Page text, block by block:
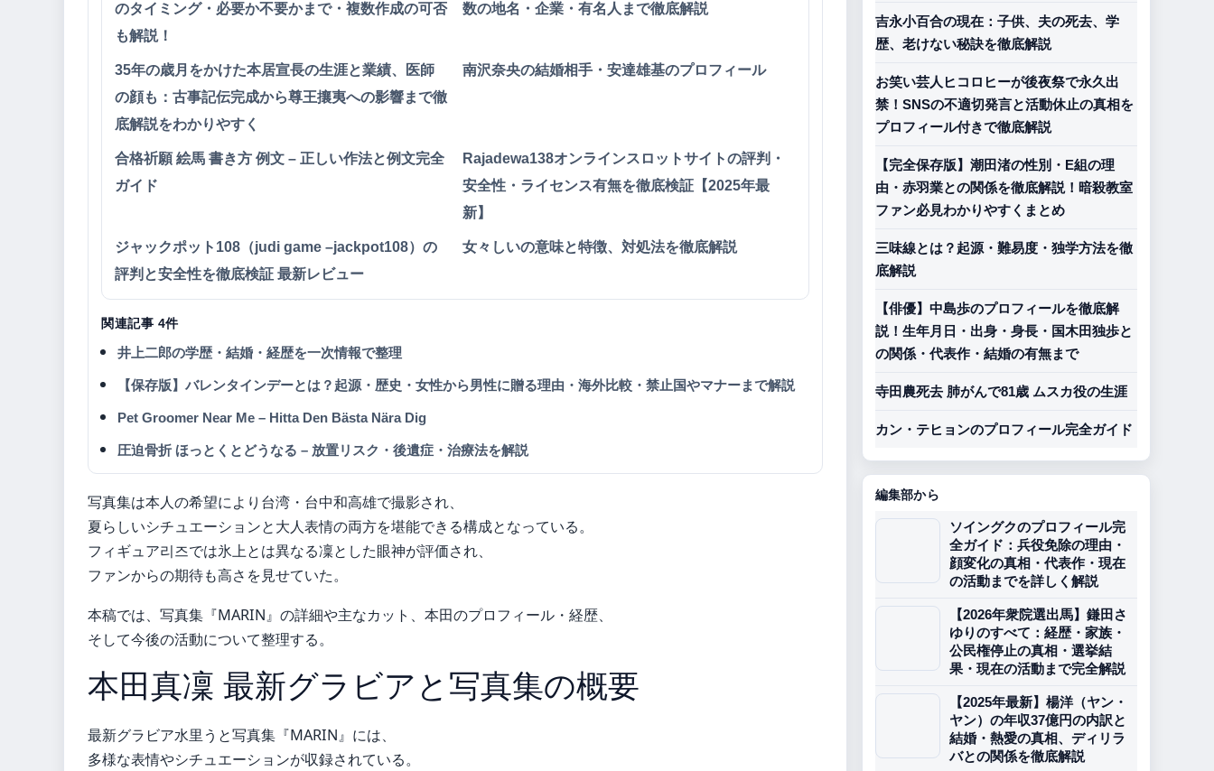
のタイミング・必要か不要かまで・複数作成の可否
も解説！
数の地名・企業・有名人まで徹底解説
35年の歳月をかけた本居宣長の生涯と業績、医師
の顔も：古事記伝完成から尊王攘夷への影響まで徹
底解説をわかりやすく
南沢奈央の結婚相手・安達雄基のプロフィール
合格祈願 絵馬 書き方 例文 – 正しい作法と例文完全
ガイド
Rajadewa138オンラインスロットサイトの評判・
安全性・ライセンス有無を徹底検証【2025年最
新】
ジャックポット108（judi game –jackpot108）の
評判と安全性を徹底検証 最新レビュー
女々しいの意味と特徴、対処法を徹底解説
関連記事 4件
井上二郎の学歴・結婚・経歴を一次情報で整理
【保存版】バレンタインデーとは？起源・歴史・女性から男性に贈る理由・海外比較・禁止国やマナーまで解説
Pet Groomer Near Me – Hitta Den Bästa Nära Dig
圧迫骨折 ほっとくとどうなる – 放置リスク・後遺症・治療法を解説
写真集は本人の希望により台湾・台中和高雄で撮影され、
夏らしいシチュエーションと大人表情の両方を堪能できる構成となっている。
フィギュア리즈では氷上とは異なる凜とした眼神が評価され、
ファンからの期待も高さを見せていた。
本稿では、写真集『MARIN』の詳細や主なカット、本田のプロフィール・経歴、
そして今後の活動について整理する。
本田真凜 最新グラビアと写真集の概要
最新グラビア水里うと写真集『MARIN』には、
多様な表情やシチュエーションが収録されている。
吉永小百合の現在：子供、夫の死去、学
歴、老けない秘訣を徹底解説
お笑い芸人ヒコロヒーが後夜祭で永久出
禁！SNSの不適切発言と活動休止の真相を
プロフィール付きで徹底解説
【完全保存版】潮田渚の性別・E組の理
由・赤羽業との関係を徹底解説！暗殺教室
ファン必見わかりやすくまとめ
三味線とは？起源・難易度・独学方法を徹
底解説
【俳優】中島歩のプロフィールを徹底解
説！生年月日・出身・身長・国木田独歩と
の関係・代表作・結婚の有無まで
寺田農死去 肺がんで81歳 ムスカ役の生涯
カン・テヒョンのプロフィール完全ガイド
編集部から
ソイングクのプロフィール完
全ガイド：兵役免除の理由・
顔変化の真相・代表作・現在
の活動までを詳しく解説
【2026年衆院選出馬】鎌田さ
ゆりのすべて：経歴・家族・
公民権停止の真相・選挙結
果・現在の活動まで完全解説
【2025年最新】楊洋（ヤン・
ヤン）の年収37億円の内訳と
結婚・熱愛の真相、ディリラ
バとの関係を徹底解説